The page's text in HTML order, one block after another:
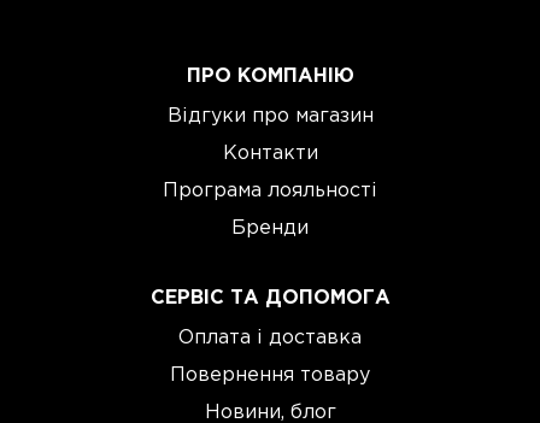
ПРО КОМПАНІЮ
Відгуки про магазин
Контакти
Програма лояльності
Бренди
СЕРВІС ТА ДОПОМОГА
Оплата і доставка
Повернення товару
Новини, блог